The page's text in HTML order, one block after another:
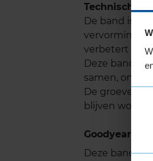
Technische
De band is
vervorming
verbetert de
Deze band
samen,
De groeven
blijven
Goodyear
Deze band is